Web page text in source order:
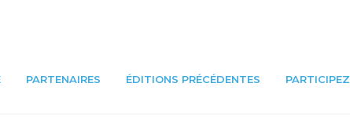
PARTENAIRES ÉDITIONS PRÉCÉDENTES PARTICIPEZ